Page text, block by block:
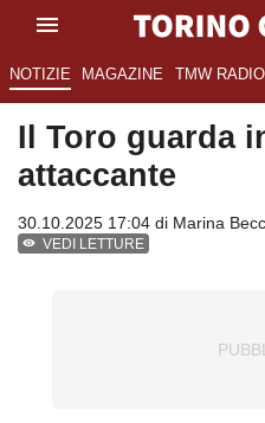
NOTIZIE MAGAZINE TMW RADIO
Il Toro guarda
attaccante
30.10.2025 17:04 di Marina
VEDI LETTURE